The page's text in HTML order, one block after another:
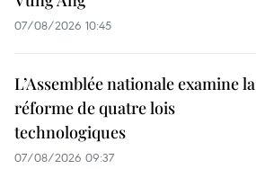
07/08/2026 10:45
L’Assemblée nationale examine la
réforme de quatre lois
technologiques
07/08/2026 09:37